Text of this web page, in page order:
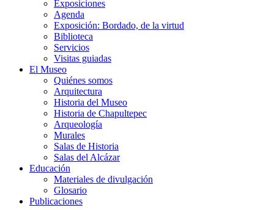
Exposiciones
Agenda
Exposición: Bordado, de la virtud
Biblioteca
Servicios
Visitas guiadas
El Museo
Quiénes somos
Arquitectura
Historia del Museo
Historia de Chapultepec
Arqueología
Murales
Salas de Historia
Salas del Alcázar
Educación
Materiales de divulgación
Glosario
Publicaciones